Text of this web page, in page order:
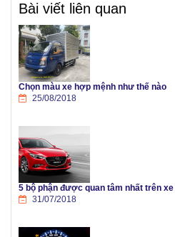
Bài viết liên quan
Chọn màu xe hợp mệnh như thế nào
25/08/2018
5 bộ phận được quan tâm nhất trên xe
31/07/2018